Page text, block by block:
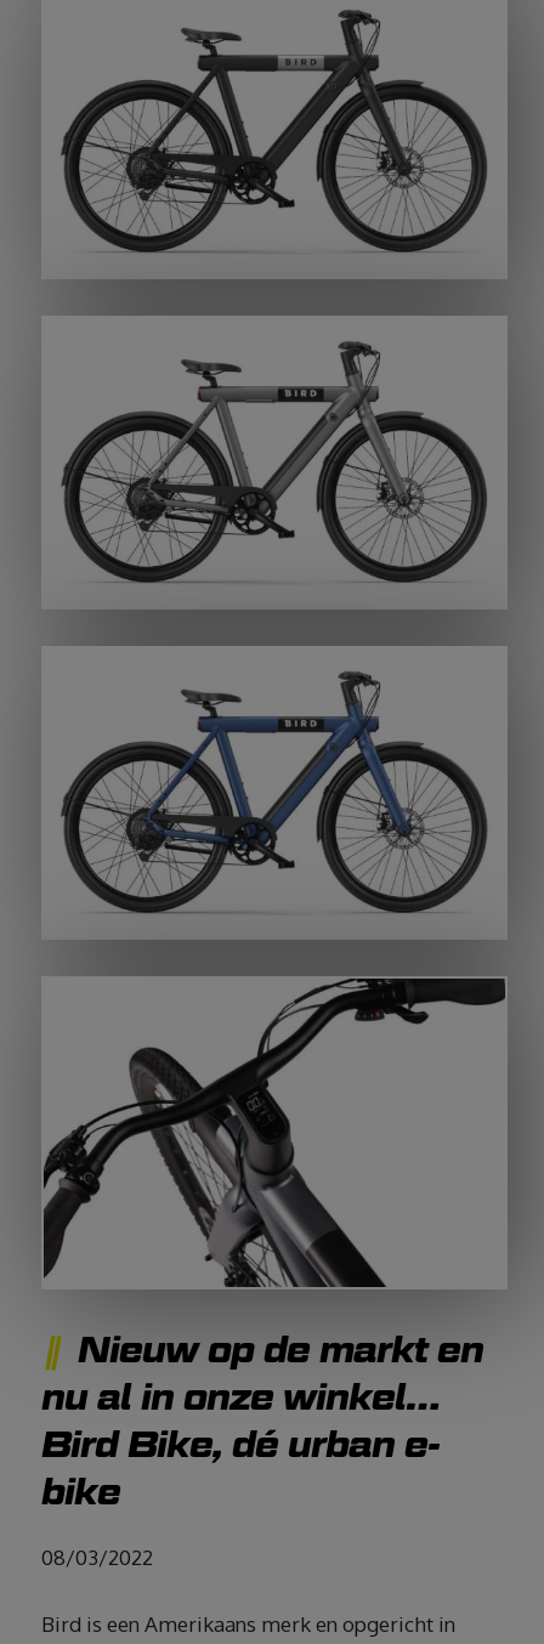
Nieuw op de markt en
nu al in onze winkel…
Bird Bike, dé urban e-
bike
08/03/2022
Bird is een Amerikaans merk en opgericht in